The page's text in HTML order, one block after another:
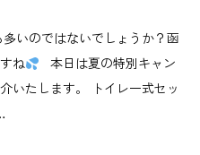
いのではないでしょうか？函
ね
本日は夏の特別キャン
いたします。 トイレ一式セッ